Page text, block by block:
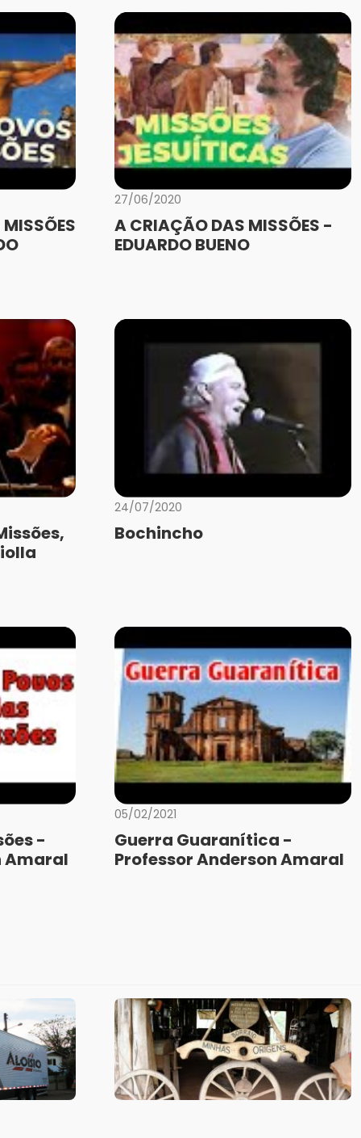
27/06/2020
A CRIAÇÃO DAS MISSÕES -
EDUARDO BUENO
24/07/2020
Bochincho
-
Amaral
05/02/2021
Guerra Guaranítica -
Professor Anderson Amaral